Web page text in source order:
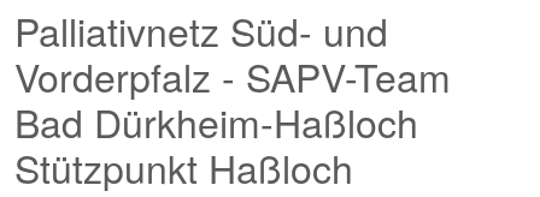
Palliativnetz Süd- und
Vorderpfalz - SAPV-Team
Bad Dürkheim-Haßloch
Stützpunkt Haßloch